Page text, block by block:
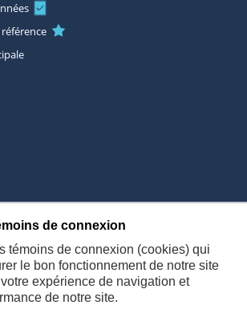
de connexion
témoins de connexion (cookies) qui
le bon fonctionnement de notre site
expérience de navigation et
de notre site.
Plan du site
Consignes de sécurité